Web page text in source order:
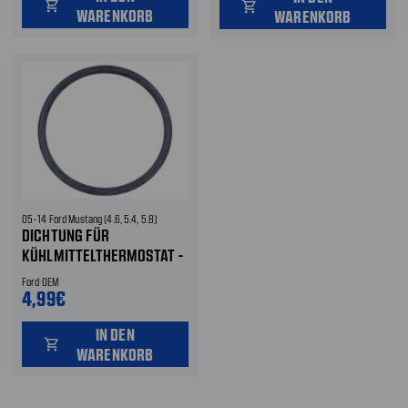
shopping_cart
WARENKORB
shopping_cart
WARENKORB
05-14 Ford Mustang (4.6, 5.4, 5.8)
DICHTUNG FÜR
KÜHLMITTELTHERMOSTAT -
FORD OEM
Ford OEM
4,99€
shopping_cart
IN DEN
WARENKORB